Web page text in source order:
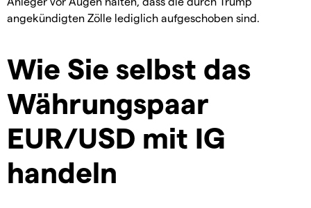
angekündigten Zölle lediglich aufgeschoben sind.
Wie Sie selbst das
Währungspaar
EUR/USD mit IG
handeln